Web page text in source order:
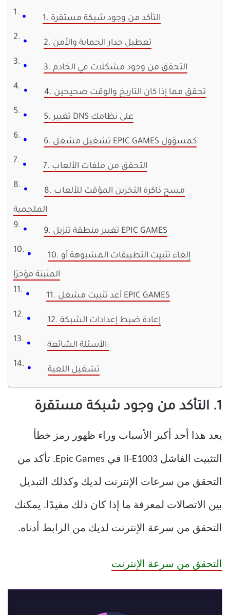
1. التأكد من وجود شبكة مستقرة
2. تعطيل جدار الحماية والأمن
3. التحقق من وجود مشكلات في الخادم
4. تحقق مما إذا كان التاريخ والوقت صحيحين
5. تغيير DNS على نظامك
6. تشغيل مشغل EPIC GAMES كمسؤول
7. التحقق من ملفات الألعاب
8. مسح ذاكرة التخزين المؤقت للألعاب
الملحمية
9. تغيير منطقة تنزيل EPIC GAMES
10. إلغاء تثبيت التطبيقات المشبوهة أو
المثبتة مؤخرًا
11. أعد تثبيت مشغل EPIC GAMES
12. إعادة ضبط إعدادات الشبكة
الأسئلة الشائعة:
تشغيل اللعبة
1. التأكد من وجود شبكة مستقرة
يعد هذا أحد أكبر الأسباب وراء ظهور رمز خطأ
التثبيت الفاشل II-E1003 في Epic Games. تأكد من
التحقق من سرعات الإنترنت لديك وكذلك التبديل
بين الاتصالات لمعرفة ما إذا كان ذلك مفيدًا. يمكنك
التحقق من سرعة الإنترنت لديك من الرابط أدناه.
التحقق من سرعة الإنترنت